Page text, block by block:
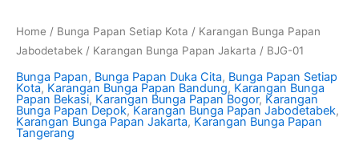
Home / Bunga Papan Setiap Kota / Karangan Bunga Papan
Jabodetabek / Karangan Bunga Papan Jakarta / BJG-01
Bunga Papan, Bunga Papan Duka Cita, Bunga Papan Setiap
Kota, Karangan Bunga Papan Bandung, Karangan Bunga
Papan Bekasi, Karangan Bunga Papan Bogor, Karangan
Bunga Papan Depok,Karangan Bunga Papan Jabodetabek,
Karangan Bunga Papan Jakarta, Karangan Bunga Papan
Tangerang